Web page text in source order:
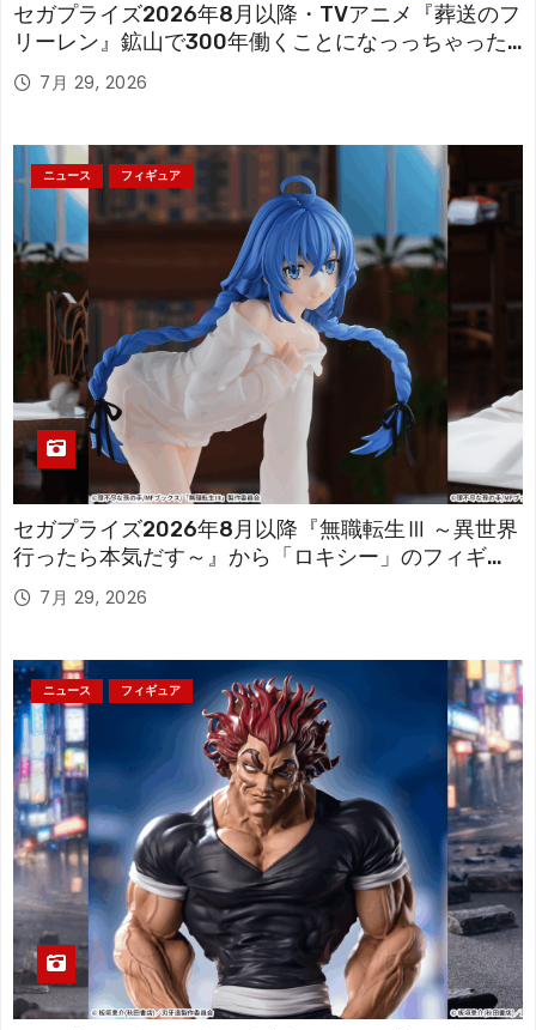
セガプライズ2026年8月以降・TVアニメ『葬送のフ
リーレン』鉱山で300年働くことになっっちゃった
「フリーレン」を立体化！
7月 29, 2026
ニュース フィギュア
セガプライズ2026年8月以降『無職転生Ⅲ ～異世界
行ったら本気だす～』から「ロキシー」のフィギュ
アが登場！
7月 29, 2026
ニュース フィギュア